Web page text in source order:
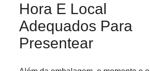
Hora E Local
Adequados Para
Presentear